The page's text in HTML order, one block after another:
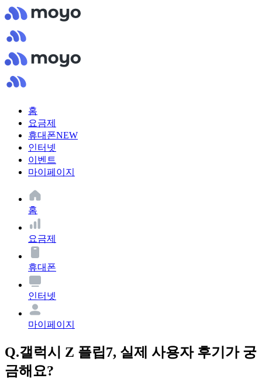
홈
요금제
휴대폰NEW
인터넷
이벤트
마이페이지
홈
요금제
휴대폰
인터넷
마이페이지
Q.갤럭시 Z 플립7, 실제 사용자 후기가 궁
금해요?